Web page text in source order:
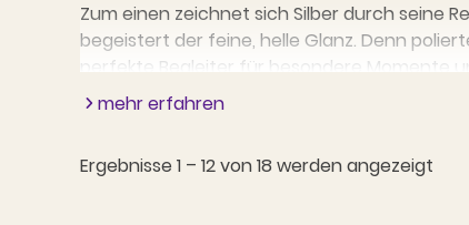
Zum einen zeichnet sich Silber durch seine
begeistert der feine, helle Glanz. Denn
perfekte Begleiter für besondere Momente
Zinn über eine höhere Festigkeit.
Du liebst unsere Motive, aber Zinn lässt
mehr erfahren
Ergebnisse 1 – 12 von 18 werden angezeigt